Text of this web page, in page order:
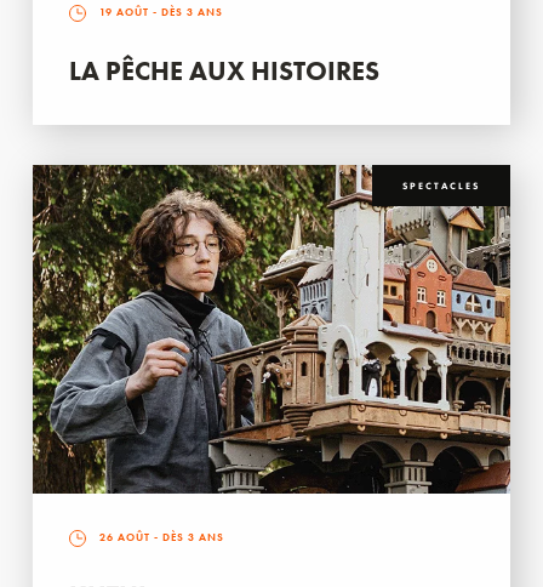
19 AOÛT - DÈS 3 ANS
LA PÊCHE AUX HISTOIRES
SPECTACLES
26 AOÛT - DÈS 3 ANS